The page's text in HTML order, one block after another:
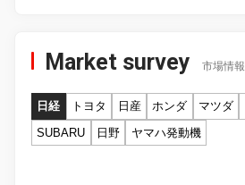
Market survey 市場情報
日経 トヨタ 日産 ホンダ マツダ
SUBARU
日野 ヤマハ発動機